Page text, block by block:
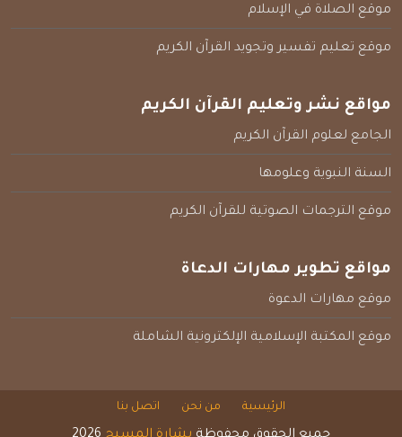
موقع الصلاة في الإسلام
موقع تعليم تفسير وتجويد القرآن الكريم
مواقع نشر وتعليم القرآن الكريم
الجامع لعلوم القرآن الكريم
السنة النبوية وعلومها
موقع الترجمات الصوتية للقرآن الكريم
مواقع تطوير مهارات الدعاة
موقع مهارات الدعوة
موقع المكتبة الإسلامية الإلكترونية الشاملة
الرئيسية من نحن اتصل بنا